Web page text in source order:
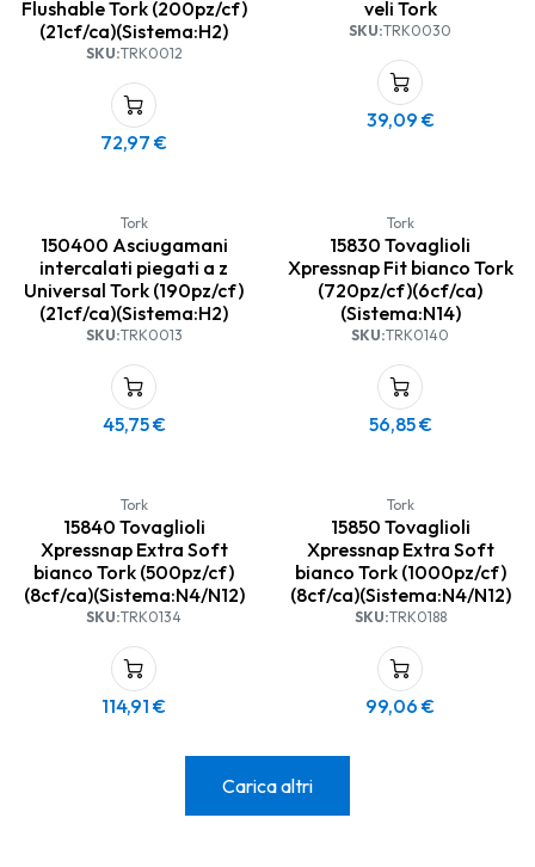
Flushable Tork (200pz/cf)
(21cf/ca)(Sistema:H2)
SKU:TRK0012
72,97 €
veli Tork
SKU:TRK0030
39,09 €
Tork
150400 Asciugamani
intercalati piegati a z
Universal Tork (190pz/cf)
(21cf/ca)(Sistema:H2)
SKU:TRK0013
45,75€
Tork
15830 Tovaglioli
Xpressnap Fit bianco Tork
(720pz/cf)(6cf/ca)
(Sistema:N14)
SKU:TRK0140
56,85€
Tork
15840 Tovaglioli
Xpressnap Extra Soft
bianco Tork (500pz/cf)
(8cf/ca)(Sistema:N4/N12)
SKU:TRK0134
114,91 €
Tork
15850 Tovaglioli
Xpressnap Extra Soft
bianco Tork (1000pz/cf)
(8cf/ca)(Sistema:N4/N12)
SKU:TRK0188
99,06 €
Carica altri